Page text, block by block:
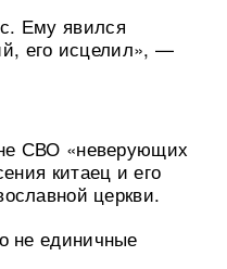
Ему явился
его исцелил», —
СВО «неверующих
китаец и его
церкви.
не единичные